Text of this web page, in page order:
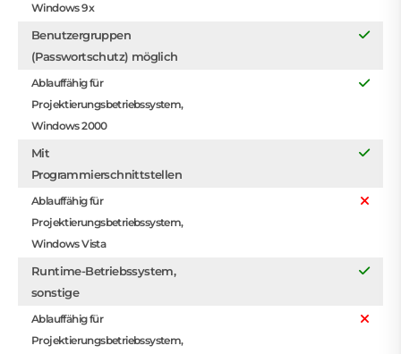
Windows 9x
Benutzergruppen
(Passwortschutz) möglich
Ablauffähig für
Projektierungsbetriebssystem,
Windows 2000
Mit
Programmierschnittstellen
Ablauffähig für
Projektierungsbetriebssystem,
Windows Vista
Runtime-Betriebssystem,
sonstige
Ablauffähig für
Projektierungsbetriebssystem,